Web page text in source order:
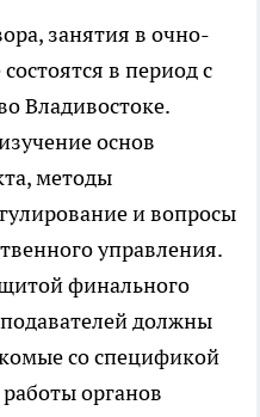
занятия в очно-
в период с
Владивостоке.
основ
методы
и вопросы
управления.
финального
должны
со спецификой
органов